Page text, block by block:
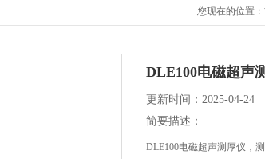
您现在的位置：
DLE100电磁超声
更新时间：2025-04-24
简要描述：
DLE100电磁超声测厚仪，